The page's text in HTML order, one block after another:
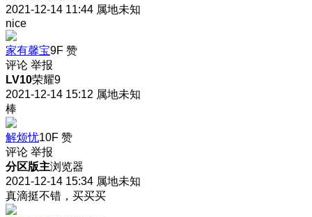
2021-12-14 11:44 属地未知
nice
家有馨宝9F 赞
评论 举报
LV10荣耀9
2021-12-14 15:12 属地未知
棒
解烦忧10F 赞
评论 举报
分区版主浏览器
2021-12-14 15:34 属地未知
真滴挺不错，买买买